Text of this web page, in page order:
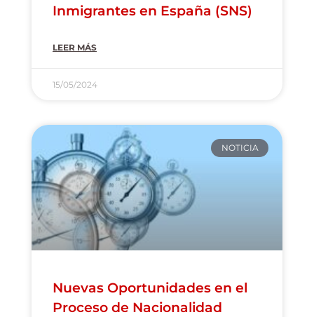
Inmigrantes en España (SNS)
LEER MÁS
15/05/2024
NOTICIA
Nuevas Oportunidades en el
Proceso de Nacionalidad